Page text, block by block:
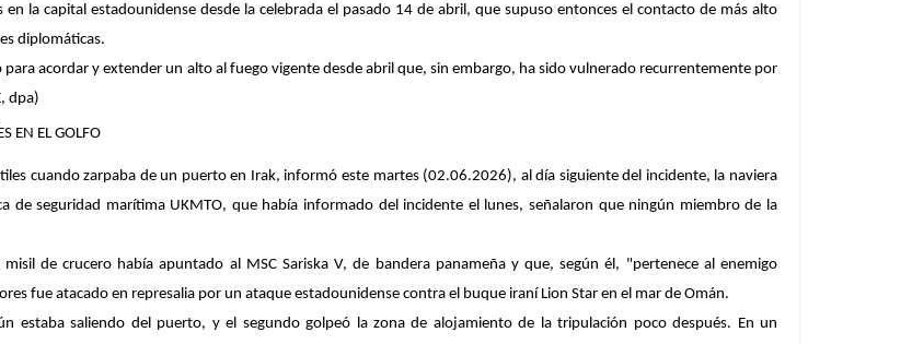
la capital estadounidense desde la celebrada el pasado 14 de abril, que supuso entonces el contacto de más alto
diplomáticas.
para acordar y extender un alto al fuego vigente desde abril que, sin embargo, ha sido vulnerado recurrentemente por
dpa)
EN EL GOLFO
cuando zarpaba de un puerto en Irak, informó este martes (02.06.2026), al día siguiente del incidente, la naviera
de seguridad marítima UKMTO, que había informado del incidente el lunes, señalaron que ningún miembro de la
de crucero había apuntado al MSC Sariska V, de bandera panameña y que, según él, "pertenece al enemigo
fue atacado en represalia por un ataque estadounidense contra el buque iraní Lion Star en el mar de Omán.
estaba saliendo del puerto, y el segundo golpeó la zona de alojamiento de la tripulación poco después. En un